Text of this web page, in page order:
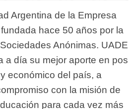
Argentina de la Empresa
hace 50 años por la
Anónimas. UADE
a día su mejor aporte en pos
económico del país, a
con la misión de
para cada vez más